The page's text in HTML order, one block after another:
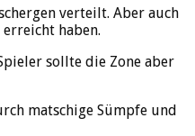
verteilt. Aber auch
haben.
sollte die Zone aber
matschige Sümpfe und